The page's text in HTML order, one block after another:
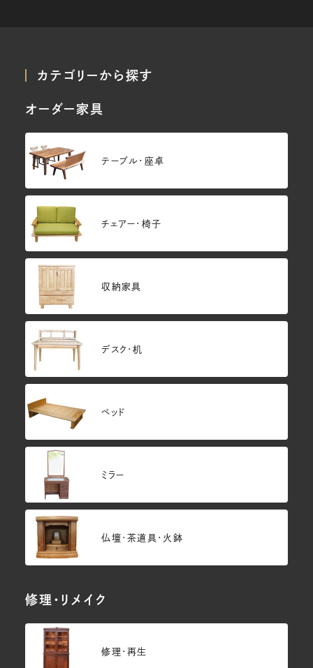
カテゴリーから探す
オーダー家具
テーブル・座卓
チェアー・椅子
収納家具
デスク・机
ベッド
ミラー
仏壇･茶道具・火鉢
修理・リメイク
修理・再生